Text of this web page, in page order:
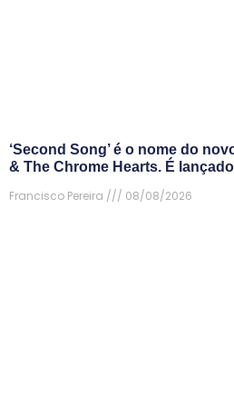
‘Second Song’ é o nome do
& The Chrome Hearts. É
Francisco Pereira
08/08/2026